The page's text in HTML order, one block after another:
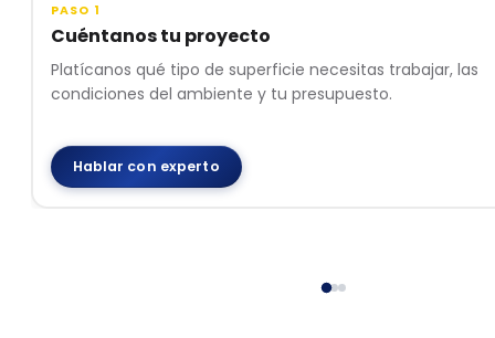
PASO 1
Cuéntanos tu proyecto
Platícanos qué tipo de superficie necesitas trabajar, las
condiciones del ambiente y tu presupuesto.
Hablar con experto